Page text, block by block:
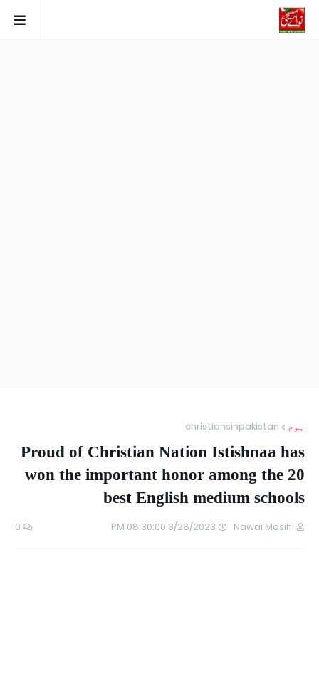
ہوم christiansinpakistan
Proud of Christian Nation Istishnaa has
won the important honor among the 20
best English medium schools
Nawai Masihi
3/28/2023 08:30:00 PM
0